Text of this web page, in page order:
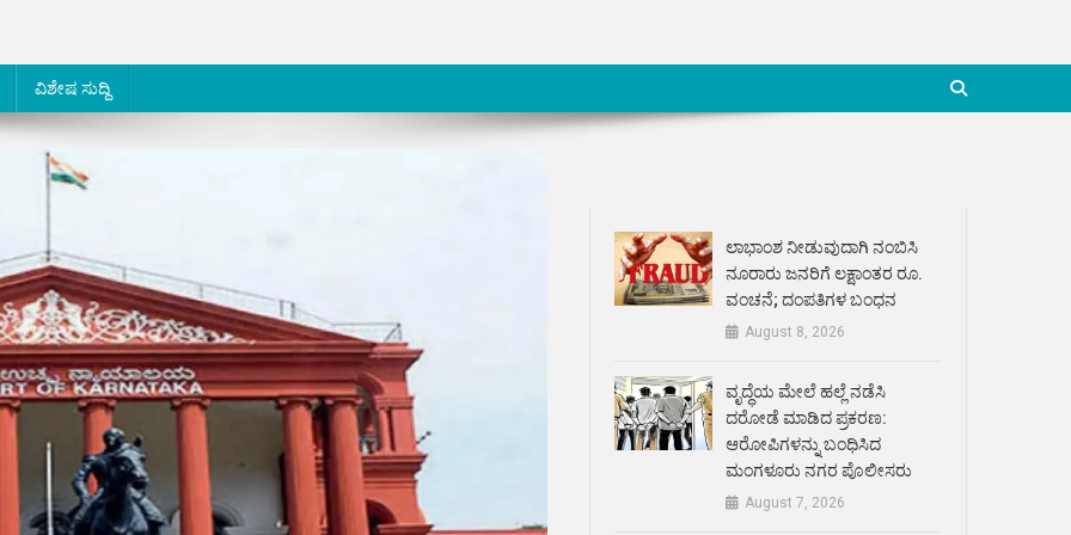
ವಿಶೇಷ ಸುದ್ದಿ
ಲಾಭಾಂಶ ನೀಡುವುದಾಗಿ ನಂಬಿಸಿ
ನೂರಾರು ಜನರಿಗೆ ಲಕ್ಷಾಂತರ ರೂ.
ವಂಚನೆ; ದಂಪತಿಗಳ ಬಂಧನ
August 8, 2026
ವೃದ್ಧೆಯ ಮೇಲೆ ಹಲ್ಲೆ ನಡೆಸಿ
ದರೋಡೆ ಮಾಡಿದ ಪ್ರಕರಣ:
ಆರೋಪಿಗಳನ್ನು ಬಂಧಿಸಿದ
ಮಂಗಳೂರು ನಗರ ಪೊಲೀಸರು
August 7, 2026